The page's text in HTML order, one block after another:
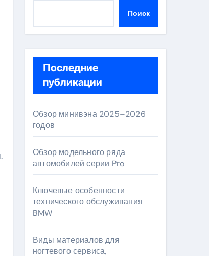
Поиск
Последние
публикации
Обзор минивэна 2025–2026
годов
Обзор модельного ряда
автомобилей серии Pro
Ключевые особенности
технического обслуживания
BMW
Виды материалов для
ногтевого сервиса,